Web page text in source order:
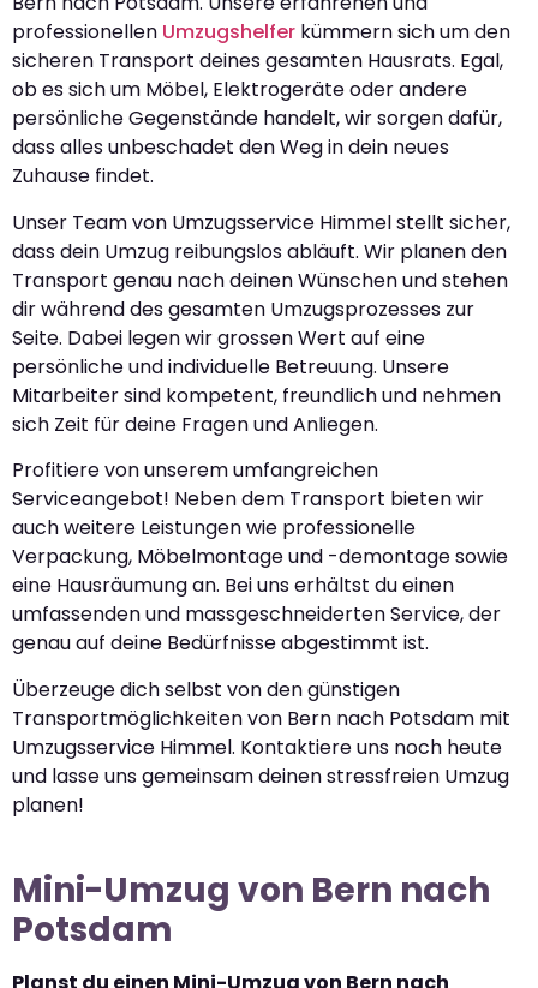
professionellen Umzugshelfer kümmern sich um den
sicheren Transport deines gesamten Hausrats. Egal,
ob es sich um Möbel, Elektrogeräte oder andere
persönliche Gegenstände handelt, wir sorgen dafür,
dass alles unbeschadet den Weg in dein neues
Zuhause findet.
Unser Team von Umzugsservice Himmel stellt sicher,
dass dein Umzug reibungslos abläuft. Wir planen den
Transport genau nach deinen Wünschen und stehen
dir während des gesamten Umzugsprozesses zur
Seite. Dabei legen wir grossen Wert auf eine
persönliche und individuelle Betreuung. Unsere
Mitarbeiter sind kompetent, freundlich und nehmen
sich Zeit für deine Fragen und Anliegen.
Profitiere von unserem umfangreichen
Serviceangebot! Neben dem Transport bieten wir
auch weitere Leistungen wie professionelle
Verpackung, Möbelmontage und -demontage sowie
eine Hausräumung an. Bei uns erhältst du einen
umfassenden und massgeschneiderten Service, der
genau auf deine Bedürfnisse abgestimmt ist.
Überzeuge dich selbst von den günstigen
Transportmöglichkeiten von Bern nach Potsdam mit
Umzugsservice Himmel. Kontaktiere uns noch heute
und lasse uns gemeinsam deinen stressfreien Umzug
planen!
Mini-Umzug von Bern nach
Potsdam
Planst du einen Mini-Umzug von Bern nach